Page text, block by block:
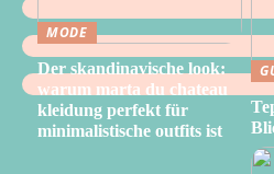
MODE
Der skandinavische look:
warum marta du chateau
kleidung perfekt für
minimalistische outfits ist